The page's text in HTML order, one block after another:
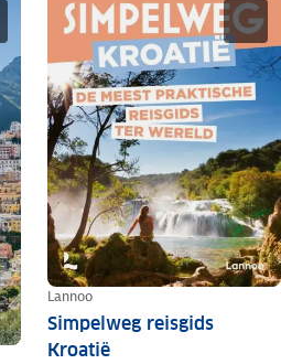
Lannoo
Simpelweg reisgids
Kroatië